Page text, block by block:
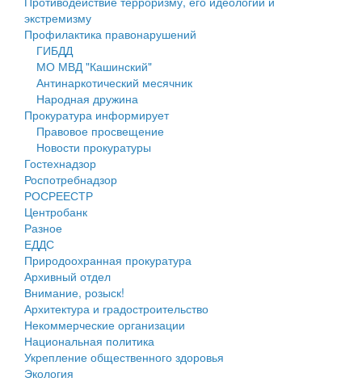
Деятельность МУ
Нормативы градостроительного проектирования
Правила землепользования и застройки
Генеральные планы
Проекты планировки территории
Собрание депутатов
Городское поселение
Сельские поселения
экстремизму
Профилактика правонарушений
ГИБДД
МО МВД "Кашинский"
Антинаркотический месячник
Народная дружина
Прокуратура информирует
Правовое просвещение
Новости прокуратуры
Гостехнадзор
Роспотребнадзор
РОСРЕЕСТР
Центробанк
Разное
ЕДДС
Природоохранная прокуратура
Архивный отдел
Внимание, розыск!
Архитектура и градостроительство
Некоммерческие организации
Национальная политика
Укрепление общественного здоровья
Экология